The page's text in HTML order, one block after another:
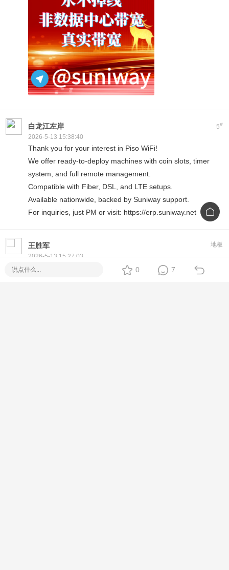
5#
白龙江左岸
2026-5-13 15:38:40
Thank you for your interest in Piso WiFi!
We offer ready-to-deploy machines with coin slots, timer
system, and full remote management.
Compatible with Fiber, DSL, and LTE setups.
Available nationwide, backed by Suniway support.
For inquiries, just PM or visit: https://erp.suniway.net
地板
王胜军
2026-5-13 15:27:03
Hi! If you're looking for a reliable Piso WiFisetup, we offer
0 7